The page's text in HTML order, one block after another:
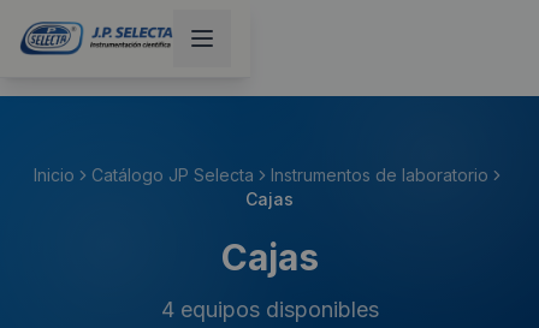
Inicio Catálogo JP Selecta
Instrumentos de laboratorio
Cajas
Cajas
4 equipos disponibles